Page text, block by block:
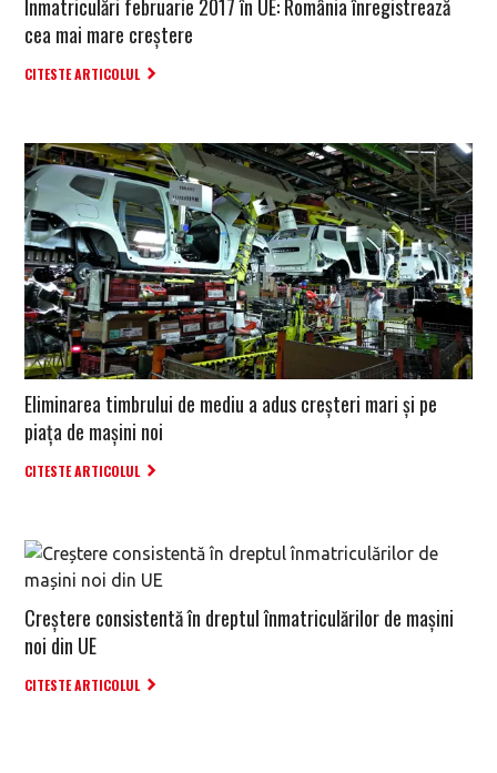
Înmatriculări februarie 2017 în UE: România înregistrează
cea mai mare creștere
CITESTE ARTICOLUL
Eliminarea timbrului de mediu a adus creșteri mari și pe
piața de mașini noi
CITESTE ARTICOLUL
Creștere consistentă în dreptul înmatriculărilor de mașini
noi din UE
CITESTE ARTICOLUL